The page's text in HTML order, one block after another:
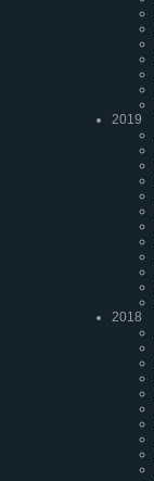
2019
2018